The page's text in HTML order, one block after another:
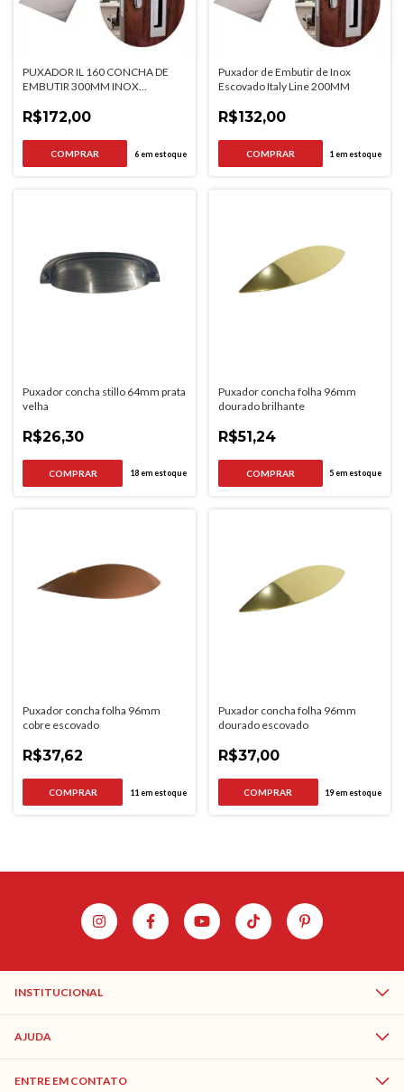
PUXADOR IL 160 CONCHA DE
EMBUTIR 300MM INOX
R$172,00
6em estoque
Puxador de Embutir de Inox
Escovado Italy Line 200MM
R$132,00
1 em estoque
Puxador concha stillo 64mm prata
velha
R$26,30
18em estoque
Puxador concha folha 96mm
dourado brilhante
R$51,24
5em estoque
Puxador concha folha 96mm
cobre escovado
R$37,62
11 em estoque
Puxador concha folha 96mm
dourado escovado
R$37,00
19em estoque
INSTITUCIONAL
AJUDA
ENTRE EM CONTATO